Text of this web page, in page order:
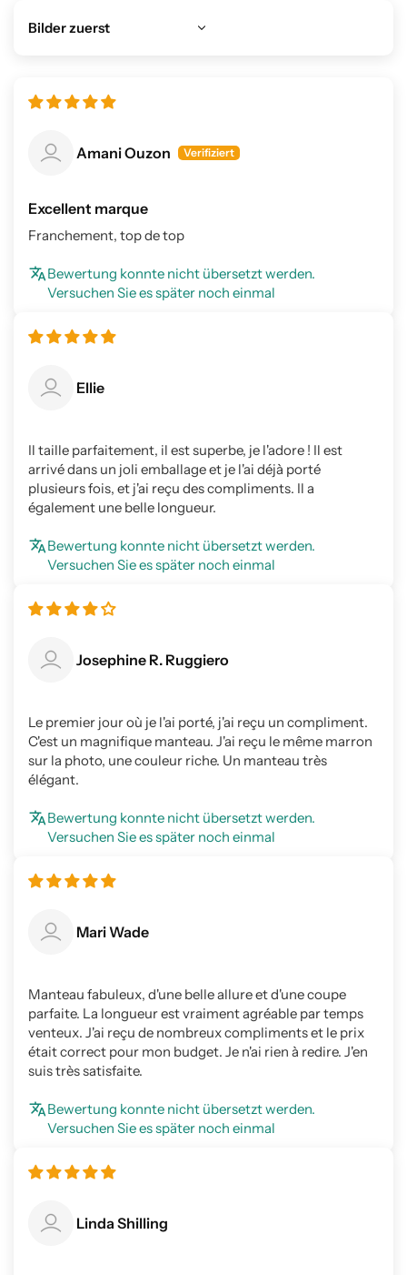
Sort by
Amani Ouzon
Excellent marque
Franchement, top de top
Bewertung konnte nicht übersetzt werden.
Versuchen Sie es später noch einmal
Ellie
Il taille parfaitement, il est superbe, je l'adore ! Il est
arrivé dans un joli emballage et je l'ai déjà porté
plusieurs fois, et j'ai reçu des compliments. Il a
également une belle longueur.
Bewertung konnte nicht übersetzt werden.
Versuchen Sie es später noch einmal
Josephine R. Ruggiero
Le premier jour où je l'ai porté, j'ai reçu un compliment.
C'est un magnifique manteau. J'ai reçu le même marron
sur la photo, une couleur riche. Un manteau très
élégant.
Bewertung konnte nicht übersetzt werden.
Versuchen Sie es später noch einmal
Mari Wade
Manteau fabuleux, d'une belle allure et d'une coupe
parfaite. La longueur est vraiment agréable par temps
venteux. J'ai reçu de nombreux compliments et le prix
était correct pour mon budget. Je n'ai rien à redire. J'en
suis très satisfaite.
Bewertung konnte nicht übersetzt werden.
Versuchen Sie es später noch einmal
Linda Shilling